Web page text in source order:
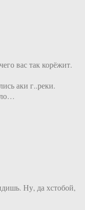
вас так корёжит.
аки г..реки.
Ну, да хстобой,